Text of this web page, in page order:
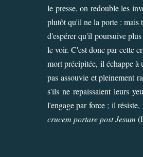
le presse, on redouble les
plutôt qu'il ne la porte : mais
d'espérer qu'il poursuive
le voir. C'est donc par cette
mort précipitée, il échappe à
pas assouvie et pleinement
s'ils ne repaissaient leurs
l'engage par force ; il
crucem portare post Jesum